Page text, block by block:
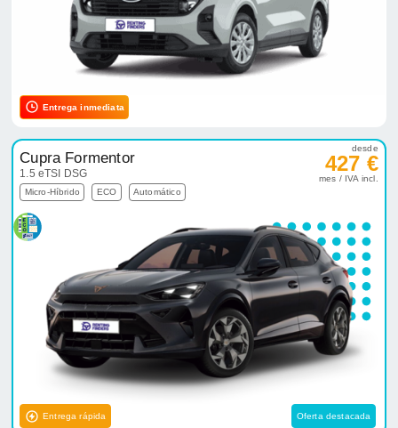
Entrega inmediata
Cupra Formentor
1.5 eTSI DSG
Micro-Híbrido ECO Automático
desde
427 €
mes / IVA incl.
Entrega rápida Oferta destacada